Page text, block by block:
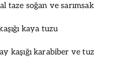
taze soğan ve sarımsak
kaya tuzu
kaşığı karabiber ve tuz